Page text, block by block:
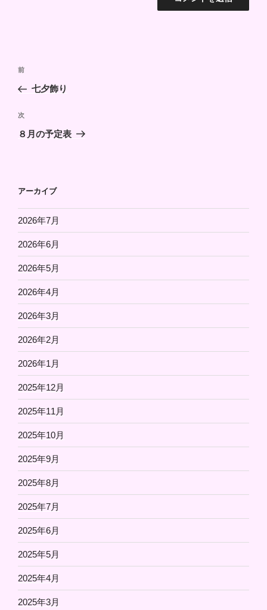
投
ナ
ビ
ゲ
ン
前
の
稿
前
七夕飾り
次
の
次
８月の予定表
アーカイブ
2026年7月
2026年6月
2026年5月
2026年4月
2026年3月
2026年2月
2026年1月
2025年12月
2025年11月
2025年10月
2025年9月
2025年8月
2025年7月
2025年6月
2025年5月
2025年4月
2025年3月